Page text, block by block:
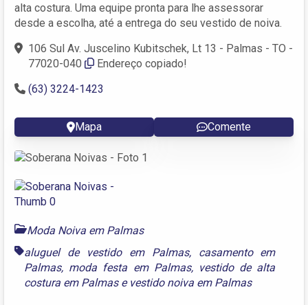
alta costura. Uma equipe pronta para lhe assessorar
desde a escolha, até a entrega do seu vestido de noiva.
106 Sul Av. Juscelino Kubitschek, Lt 13 - Palmas - TO -
77020-040
Endereço copiado!
(63) 3224-1423
Mapa Comente
Moda Noiva em Palmas
aluguel de vestido em Palmas, casamento em
Palmas, moda festa em Palmas, vestido de alta
costura em Palmase vestido noiva em Palmas